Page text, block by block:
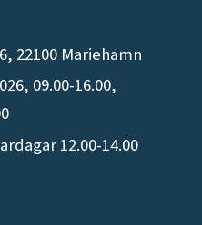
22100 Mariehamn
09.00-16.00,
12.00-14.00